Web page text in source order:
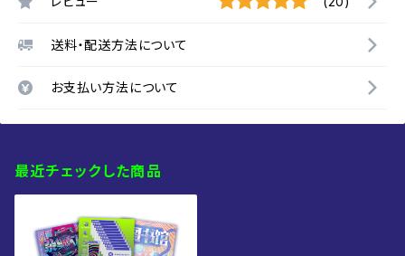
送料・配送方法について
お支払い方法について
最近チェックした商品